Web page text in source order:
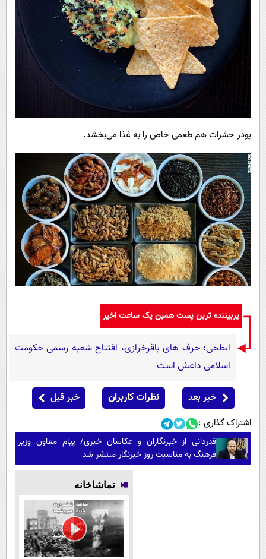
پودر حشرات هم طعمی خاص را به غذا می‌بخشد.
پربیننده ترین پست همین یک ساعت اخیر
ابطحی: حرف های باقرخرازی، افتتاح شعبه رسمی حکومت
اسلامی داعش است
خبر بعد نظرات کاربران خبر قبل
اشتراک گذاری :
قدردانی از خبرنگاران و عکاسان خبری/ پیام معاون وزیر
فرهنگ به مناسبت روز خبرنگار منتشر شد
تماشاخانه